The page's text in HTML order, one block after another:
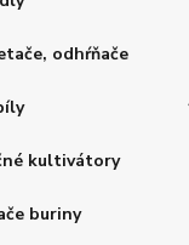
odhŕňače
kultivátory
buriny